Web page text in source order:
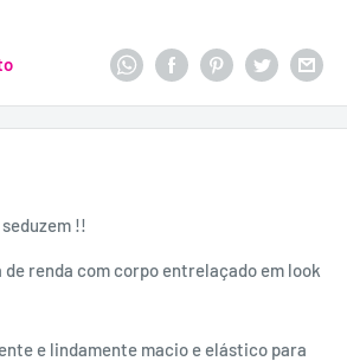
!!
renda com corpo entrelaçado em look
e lindamente macio e elástico para